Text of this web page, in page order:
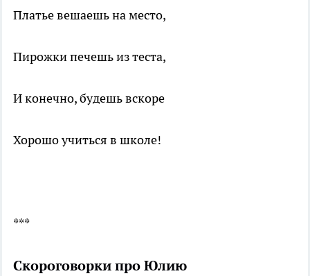
Платье вешаешь на место,
Пирожки печешь из теста,
И конечно, будешь вскоре
Хорошо учиться в школе!
***
Скороговорки про Юлию